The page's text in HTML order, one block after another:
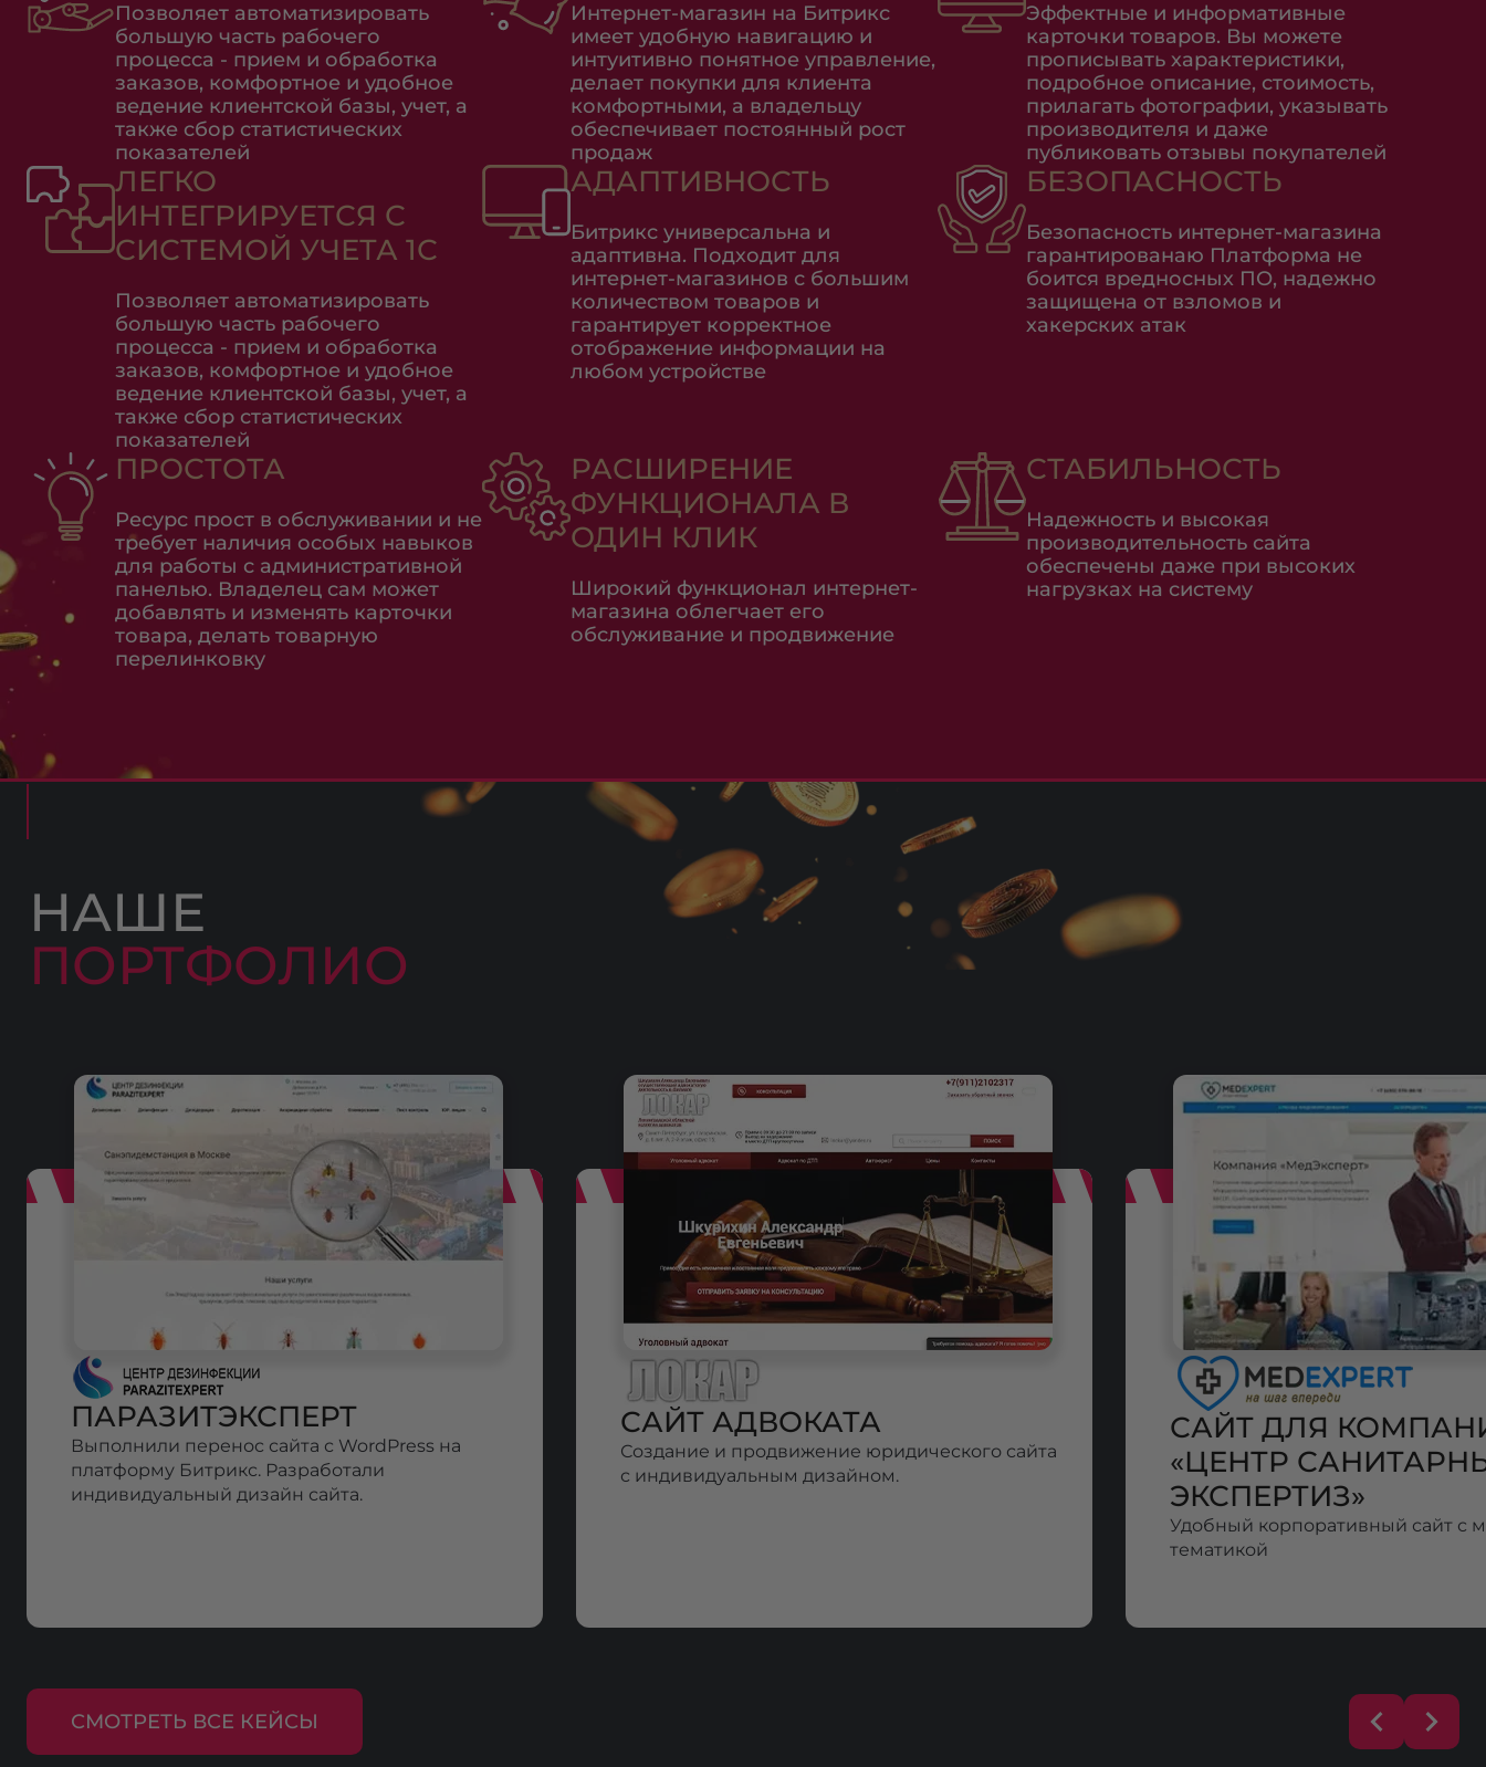
Позволяет автоматизировать
большую часть рабочего
процесса - прием и обработка
заказов, комфортное и удобное
ведение клиентской базы, учет, а
также сбор статистических
показателей
Интернет-магазин на Битрикс
имеет удобную навигацию и
интуитивно понятное управление,
делает покупки для клиента
комфортными, а владельцу
обеспечивает постоянный рост
продаж
Эффектные и информативные
карточки товаров. Вы можете
прописывать характеристики,
подробное описание, стоимость,
прилагать фотографии, указывать
производителя и даже
публиковать отзывы покупателей
ЛЕГКО
ИНТЕГРИРУЕТСЯ С
СИСТЕМОЙ УЧЕТА 1С
Позволяет автоматизировать
большую часть рабочего
процесса - прием и обработка
заказов, комфортное и удобное
ведение клиентской базы, учет, а
также сбор статистических
показателей
АДАПТИВНОСТЬ
Битрикс универсальна и
адаптивна. Подходит для
интернет-магазинов с большим
количеством товаров и
гарантирует корректное
отображение информации на
любом устройстве
БЕЗОПАСНОСТЬ
Безопасность интернет-магазина
гарантированаю Платформа не
боится вредносных ПО, надежно
защищена от взломов и
хакерских атак
ПРОСТОТА
Ресурс прост в обслуживании и не
требует наличия особых навыков
для работы с административной
панелью. Владелец сам может
добавлять и изменять карточки
товара, делать товарную
перелинковку
РАСШИРЕНИЕ
ФУНКЦИОНАЛА В
ОДИН КЛИК
Широкий функционал интернет-
магазина облегчает его
обслуживание и продвижение
СТАБИЛЬНОСТЬ
Надежность и высокая
производительность сайта
обеспечены даже при высоких
нагрузках на систему
НАШЕ
ПОРТФОЛИО
ПАРАЗИТЭКСПЕРТ
Выполнили перенос сайта с WordPress на
платформу Битрикс. Разработали
индивидуальный дизайн сайта.
САЙТ АДВОКАТА
Создание и продвижение юридического сайта
с индивидуальным дизайном.
САЙТ ДЛЯ
«ЦЕНТР
ЭКСПЕРТИЗ»
Удобный корпоративный сайт с
тематикой
СМОТРЕТЬ ВСЕ КЕЙСЫ